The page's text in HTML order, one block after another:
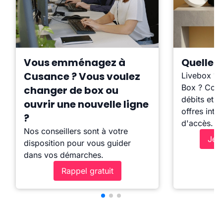
Vous emménagez à
Cusance ? Vous voulez
changer de box ou
ouvrir une nouvelle ligne
?
Nos conseillers sont à votre
disposition pour vous guider
dans vos démarches.
Rappel gratuit
Quelle
Livebox ?
Box ?
débits et
offres
d'accès.
Je